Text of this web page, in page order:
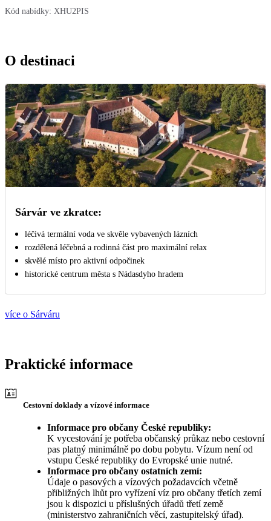
Kód nabídky: XHU2PIS
O destinaci
Sárvár ve zkratce:
léčivá termální voda ve skvěle vybavených lázních
rozdělená léčebná a rodinná část pro maximální relax
skvělé místo pro aktivní odpočinek
historické centrum města s Nádasdyho hradem
více o Sárváru
Praktické informace
Cestovní doklady a vízové informace
Informace pro občany České republiky:
K vycestování je potřeba občanský průkaz nebo cestovní
pas platný minimálně po dobu pobytu. Vízum není od
vstupu České republiky do Evropské unie nutné.
Informace pro občany ostatních zemí:
Údaje o pasových a vízových požadavcích včetně
přibližných lhůt pro vyřízení víz pro občany třetích zemí
jsou k dispozici u příslušných úřadů třetí země
(ministerstvo zahraničních věcí, zastupitelský úřad).